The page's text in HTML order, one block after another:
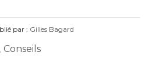
par : Gilles Bagard
, Conseils